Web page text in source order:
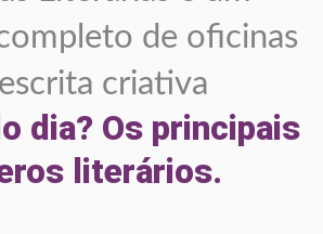
de oficinas
criativa
dia? Os principais
literários.